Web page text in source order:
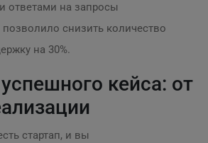
ответами на запросы
позволило снизить количество
на 30%.
кейса: от
стартап, и вы